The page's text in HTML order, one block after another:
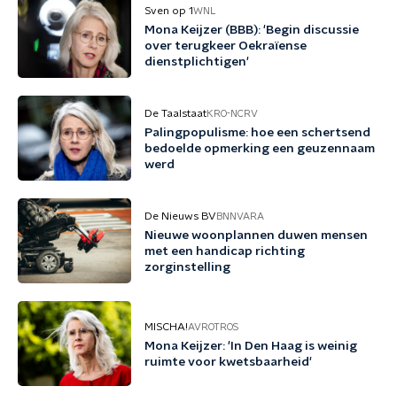
Sven op 1WNL
Mona Keijzer (BBB): 'Begin discussie
over terugkeer Oekraïense
dienstplichtigen'
De TaalstaatKRO-NCRV
Palingpopulisme: hoe een schertsend
bedoelde opmerking een geuzennaam
werd
De Nieuws BV BNNVARA
Nieuwe woonplannen duwen mensen
met een handicap richting
zorginstelling
MISCHA!AVROTROS
Mona Keijzer: 'In Den Haag is weinig
ruimte voor kwetsbaarheid'